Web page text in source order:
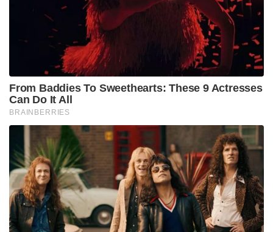
From Baddies To Sweethearts: These 9 Actresses
Can Do It All
BRAINBERRIES